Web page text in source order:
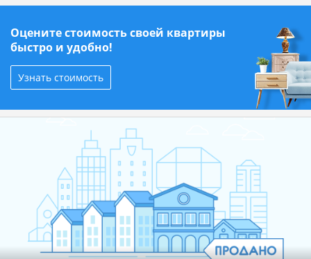
Оцените стоимость своей квартиры
быстро и удобно!
Узнать стоимость